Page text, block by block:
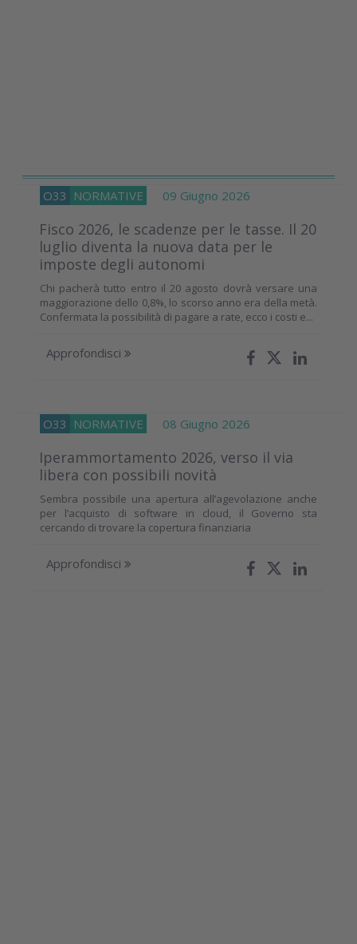
O33 NORMATIVE 09 Giugno 2026
Fisco 2026, le scadenze per le tasse. Il 20
luglio diventa la nuova data per le
imposte degli autonomi
Chi pacherà tutto entro il 20 agosto dovrà versare una
maggiorazione dello 0,8%, lo scorso anno era della metà.
Confermata la possibilità di pagare a rate, ecco i costi e...
Approfondisci
O33 NORMATIVE 08 Giugno 2026
Iperammortamento 2026, verso il via
libera con possibili novità
Sembra possibile una apertura all’agevolazione anche
per l’acquisto di software in cloud, il Governo sta
cercando di trovare la copertura finanziaria
Approfondisci